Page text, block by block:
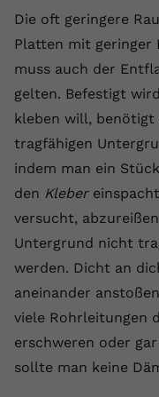
Die oft geringere
Platten mit geringer
muss auch der
gelten. Befestigt
kleben will, benötigt
tragfähigen
indem man ein
den Kleber
versucht,
Untergrund nicht
werden. Dicht an
aneinander
viele Rohrleitungen
erschweren oder
sollte man keine
Laufzeit
Zweck
Zweck
setzt.
Anbieter
Zweck
Name yt-